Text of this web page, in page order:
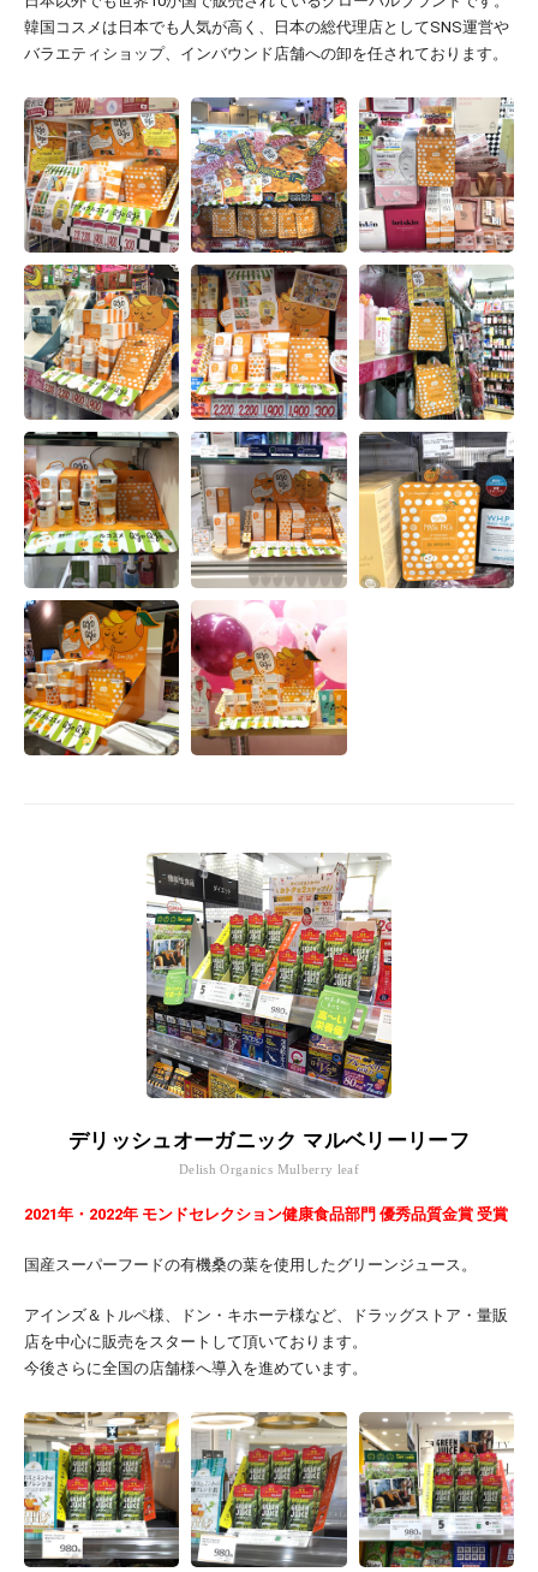
韓国コスメは日本でも人気が高く、日本の総代理店としてSNS運営や
バラエティショップ、インバウンド店舗への卸を任されております。
デリッシュオーガニック マルベリーリーフ
Delish Organics Mulberry leaf
2021年・2022年 モンドセレクション健康食品部門 優秀品質金賞 受賞
国産スーパーフードの有機桑の葉を使用したグリーンジュース。
アインズ＆トルペ様、ドン・キホーテ様など、ドラッグストア・量販
店を中心に販売をスタートして頂いております。
今後さらに全国の店舗様へ導入を進めています。